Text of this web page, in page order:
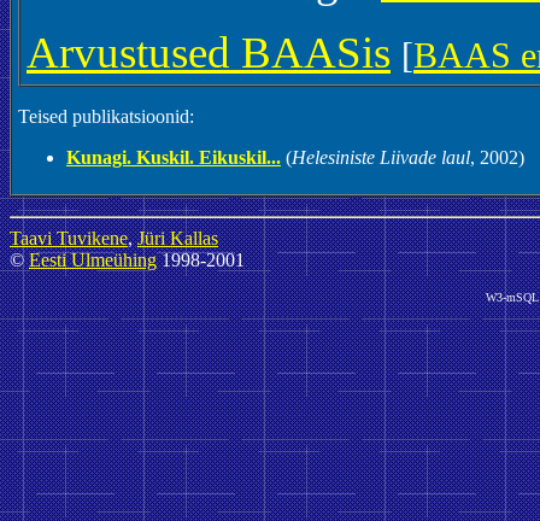
Arvustused BAASis [BAAS
Teised publikatsioonid:
Kunagi. Kuskil. Eikuskil... (Helesiniste Liivade laul, 2002)
Taavi Tuvikene,Jüri Kallas
©Eesti Ulmeühing1998-2001
W3-